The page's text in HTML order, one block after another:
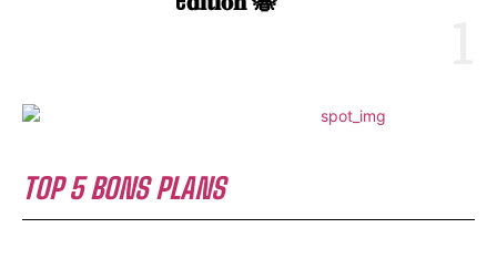
TOP 5 BONS PLANS